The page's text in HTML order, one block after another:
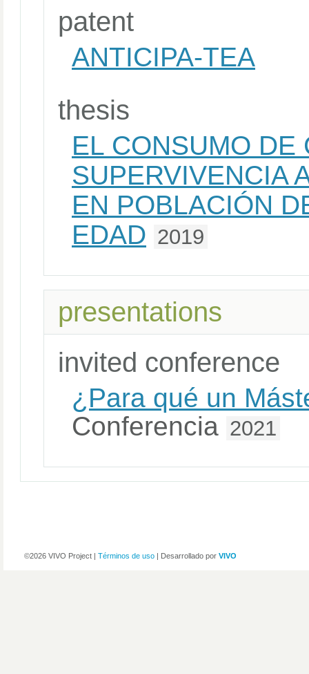
patent
ANTICIPA-TEA
thesis
EL CONSUMO DE
SUPERVIVENCIA
EN POBLACIÓN
EDAD 2019
presentations
invited conference
¿Para qué un
Conferencia 2021
©2026 VIVO Project | Términos de uso | Desarrollado por VIVO